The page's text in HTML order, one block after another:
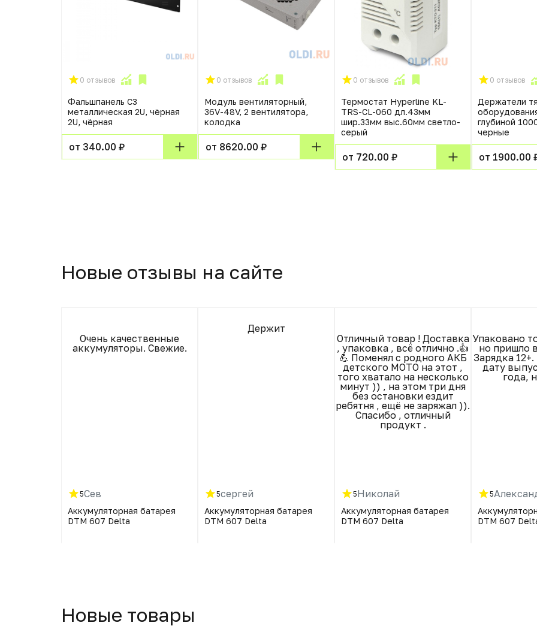
0 отзывов
Фальшпанель C3
металлическая 2U, чёрная
2U, чёрная
от 340.00 ₽
0 отзывов
Модуль вентиляторный,
36V-48V, 2 вентилятора,
колодка
от 8620.00 ₽
0 отзывов
Термостат Hyperline KL-
TRS-CL-060 дл.43мм
шир.33мм выс.60мм светло-
серый
от 720.00 ₽
0 отзывов
Держатели
глубиной
черные
от 1900.00
Новые отзывы на сайте
Очень качественные
аккумуляторы. Свежие.
5Сев
Аккумуляторная батарея
DTM 607 Delta
Держит
5сергей
Аккумуляторная батарея
DTM 607 Delta
Отличный товар ! Доставка
, упаковка , всё отлично .👍
💪 Поменял с родного АКБ
детского МОТО на этот ,
того хватало на несколько
минут )) , на этом три дня
без остановки ездит
ребятня , ещё не заряжал )).
Спасибо , отличный
продукт .
5Николай
Аккумуляторная батарея
DTM 607 Delta
Упаковано
но пришло
Зарядка
дату
года,
5
DTM 607
Новые товары